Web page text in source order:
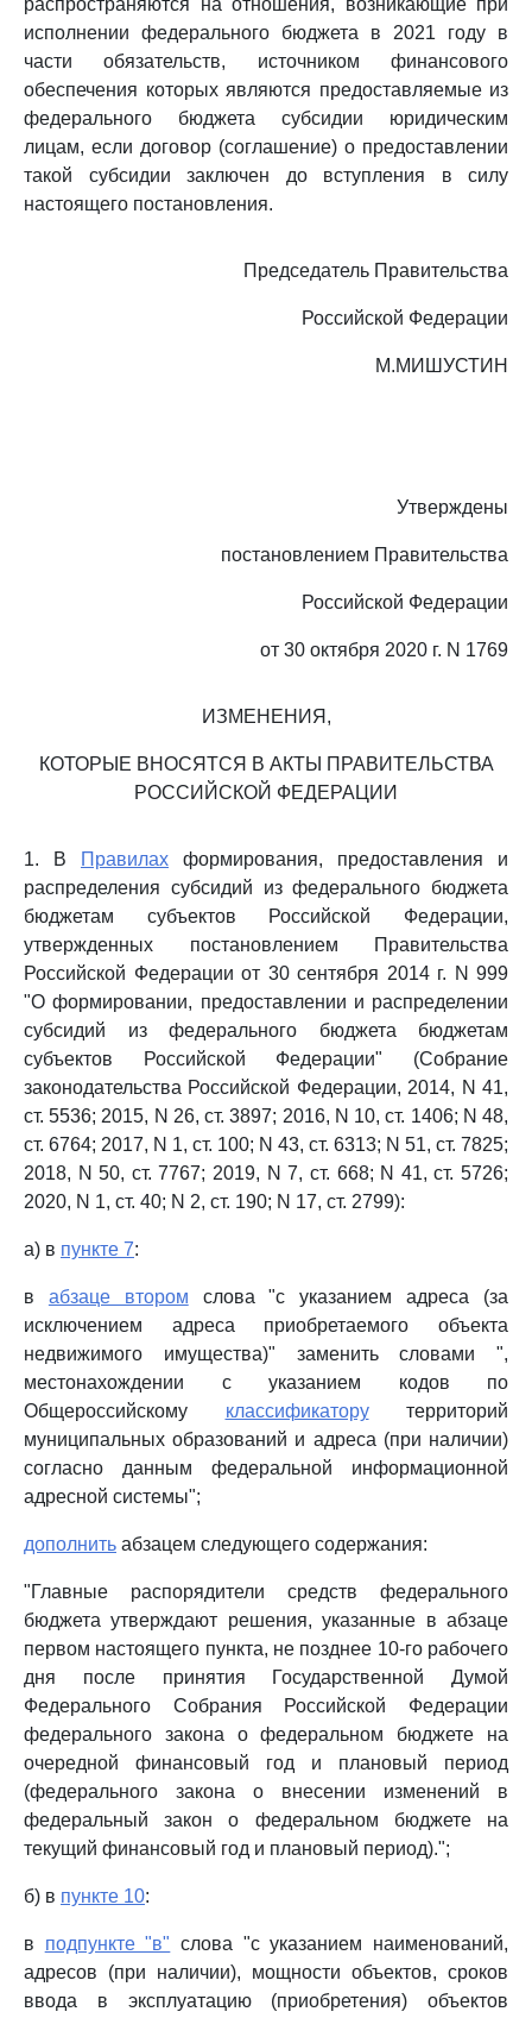
распространяются на отношения, возникающие при
исполнении федерального бюджета в 2021 году в
части обязательств, источником финансового
обеспечения которых являются предоставляемые из
федерального бюджета субсидии юридическим
лицам, если договор (соглашение) о предоставлении
такой субсидии заключен до вступления в силу
настоящего постановления.
Председатель Правительства
Российской Федерации
М.МИШУСТИН
Утверждены
постановлением Правительства
Российской Федерации
от 30 октября 2020 г. N 1769
ИЗМЕНЕНИЯ,
КОТОРЫЕ ВНОСЯТСЯ В АКТЫ ПРАВИТЕЛЬСТВА
РОССИЙСКОЙ ФЕДЕРАЦИИ
1. В Правилах формирования, предоставления и
распределения субсидий из федерального бюджета
бюджетам субъектов Российской Федерации,
утвержденных постановлением Правительства
Российской Федерации от 30 сентября 2014 г. N 999
"О формировании, предоставлении и распределении
субсидий из федерального бюджета бюджетам
субъектов Российской Федерации" (Собрание
законодательства Российской Федерации, 2014, N 41,
ст. 5536; 2015, N 26, ст. 3897; 2016, N 10, ст. 1406; N 48,
ст. 6764; 2017, N 1, ст. 100; N 43, ст. 6313; N 51, ст. 7825;
2018, N 50, ст. 7767; 2019, N 7, ст. 668; N 41, ст. 5726;
2020, N 1, ст. 40; N 2, ст. 190; N 17, ст. 2799):
а) в пункте 7:
в абзаце втором слова "с указанием адреса (за
исключением адреса приобретаемого объекта
недвижимого имущества)" заменить словами ",
местонахождении с указанием кодов по
Общероссийскому классификаторутерриторий
муниципальных образований и адреса (при наличии)
согласно данным федеральной информационной
адресной системы";
дополнить абзацем следующего содержания:
"Главные распорядители средств федерального
бюджета утверждают решения, указанные в абзаце
первом настоящего пункта, не позднее 10-го рабочего
дня после принятия Государственной Думой
Федерального Собрания Российской Федерации
федерального закона о федеральном бюджете на
очередной финансовый год и плановый период
(федерального закона о внесении изменений в
федеральный закон о федеральном бюджете на
текущий финансовый год и плановый период).";
б) в пункте 10:
в подпункте "в" слова "с указанием наименований,
адресов (при наличии), мощности объектов, сроков
ввода в эксплуатацию (приобретения) объектов